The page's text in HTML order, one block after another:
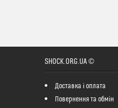
SHOCK.ORG.UA ©
Доставка і оплата
Повернення та обмін